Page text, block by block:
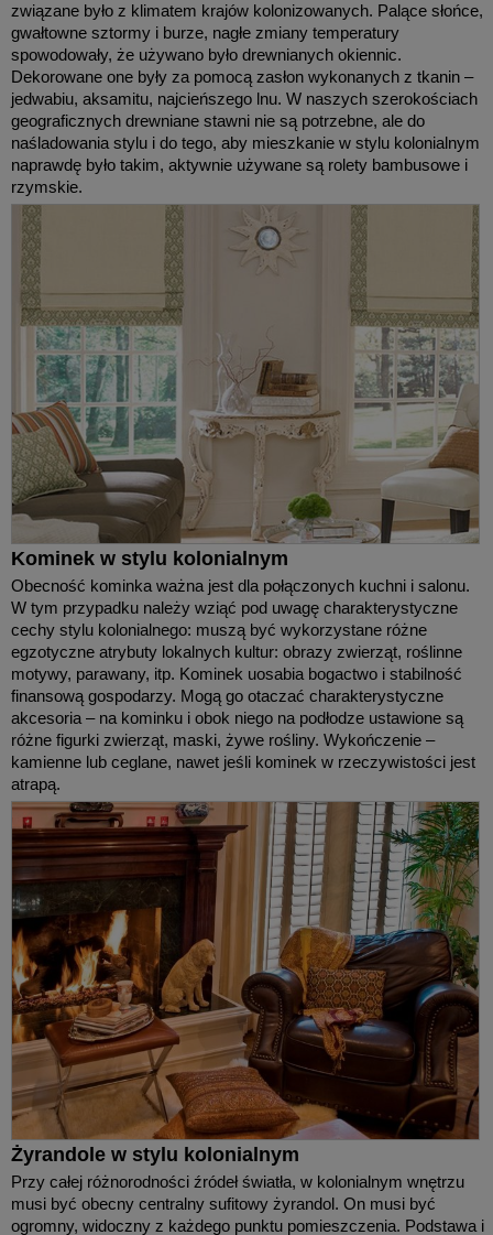
związane było z klimatem krajów kolonizowanych. Palące słońce,
gwałtowne sztormy i burze, nagłe zmiany temperatury
spowodowały, że używano było drewnianych okiennic.
Dekorowane one były za pomocą zasłon wykonanych z tkanin –
jedwabiu, aksamitu, najcieńszego lnu. W naszych szerokościach
geograficznych drewniane stawni nie są potrzebne, ale do
naśladowania stylu i do tego, aby mieszkanie w stylu kolonialnym
naprawdę było takim, aktywnie używane są rolety bambusowe i
rzymskie.
Kominek w stylu kolonialnym
Obecność kominka ważna jest dla połączonych kuchni i salonu.
W tym przypadku należy wziąć pod uwagę charakterystyczne
cechy stylu kolonialnego: muszą być wykorzystane różne
egzotyczne atrybuty lokalnych kultur: obrazy zwierząt, roślinne
motywy, parawany, itp. Kominek uosabia bogactwo i stabilność
finansową gospodarzy. Mogą go otaczać charakterystyczne
akcesoria – na kominku i obok niego na podłodze ustawione są
różne figurki zwierząt, maski, żywe rośliny. Wykończenie –
kamienne lub ceglane, nawet jeśli kominek w rzeczywistości jest
atrapą.
Żyrandole w stylu kolonialnym
Przy całej różnorodności źródeł światła, w kolonialnym wnętrzu
musi być obecny centralny sufitowy żyrandol. On musi być
ogromny, widoczny z każdego punktu pomieszczenia. Podstawa i